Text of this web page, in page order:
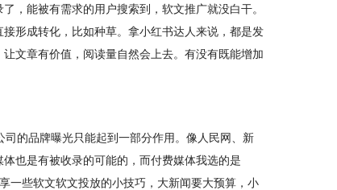
，能被有需求的用户搜索到，软文推广就没白干。
形成转化，比如种草。拿小红书达人来说，都是发
文章有价值，阅读量自然会上去。有没有既能增加
的品牌曝光只能起到一部分作用。像人民网、新
也是有被收录的可能的，而付费媒体我选的是
一些软文软文投放的小技巧，大新闻要大预算，小